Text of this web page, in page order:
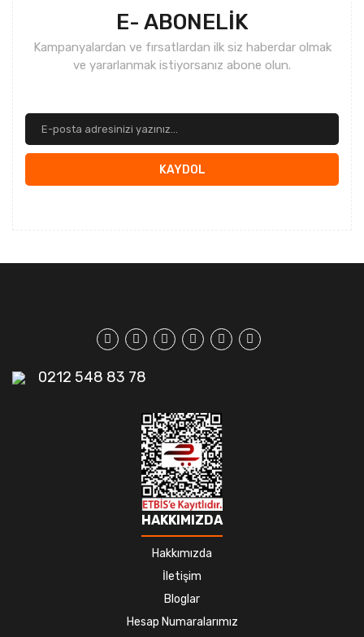
E- ABONELİK
Kampanyalardan ve fırsatlardan ilk siz haberdar olmak
ve yararlanmak istiyorsanız abone olun.
KAYDOL
0212 548 83 78
HAKKIMIZDA
Hakkımızda
İletişim
Bloglar
Hesap Numaralarımız